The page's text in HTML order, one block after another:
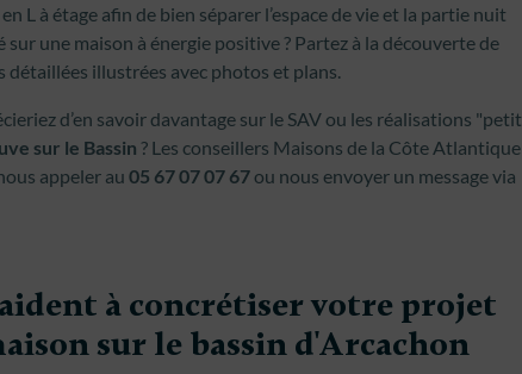
L à étage afin de bien séparer l’espace de vie et la partie nuit
une maison à énergie positive ? Partez à la découverte de
détaillées illustrées avec photos et plans.
d’en savoir davantage sur le SAV ou les réalisations "petit
sur le Bassin ? Les conseillers Maisons de la Côte Atlantique
appeler au 05 67 07 07 67 ou nous envoyer un message via
à concrétiser votre projet
sur le bassin d'Arcachon